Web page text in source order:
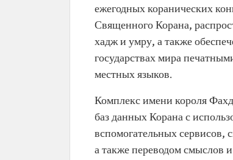
ежегодных коранических
Священного Корана,
хадж и умру, а также
государствах мира
местных языков.
Комплекс имени короля
баз данных Корана с
вспомогательных сервисов,
а также переводом смыслов